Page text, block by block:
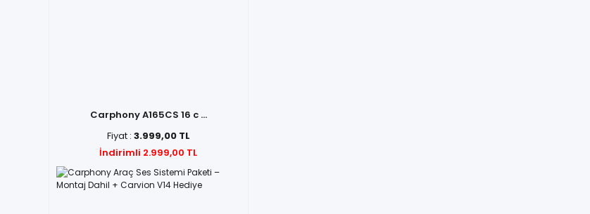
Carphony A165CS 16 c ...
Fiyat : 3.999,00 TL
İndirimli 2.999,00 TL